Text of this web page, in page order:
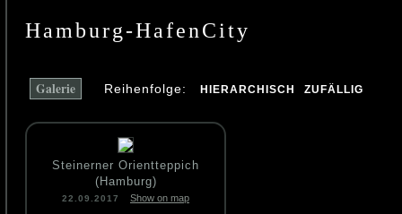
Hamburg-HafenCity
Galerie Reihenfolge: HIERARCHISCH ZUFÄLLIG
Steinerner Orientteppich
(Hamburg)
22.09.2017 Show on map